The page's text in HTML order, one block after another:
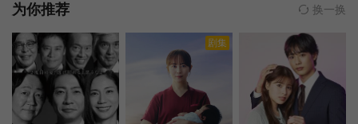
[小芝風花]が、亡き夫?智蔵[松本怜生]との約束を果たし、江戸浅草
きしたお竹[いしのようこ]、江戸支配人の佐助[葵揚]、手代になっ
た賢輔[佐久間悠]、そして妹?結[長澤樹]とともに、知恵を出し合
い、努力を惜しまず、「五鈴屋を百年続く店にする」ために日々
精進を重ね、庶民のための小紋染めを開発、大ヒットさせます。
为你推荐 换一换
剧集